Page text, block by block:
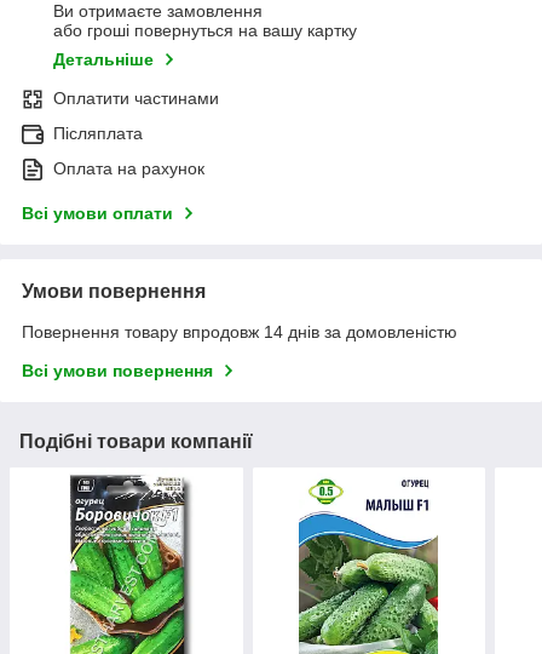
Ви отримаєте замовлення
або гроші повернуться на вашу картку
Детальніше
Оплатити частинами
Післяплата
Оплата на рахунок
Всі умови оплати
Умови повернення
Повернення товару впродовж 14 днів за домовленістю
Всі умови повернення
Подібні товари компанії